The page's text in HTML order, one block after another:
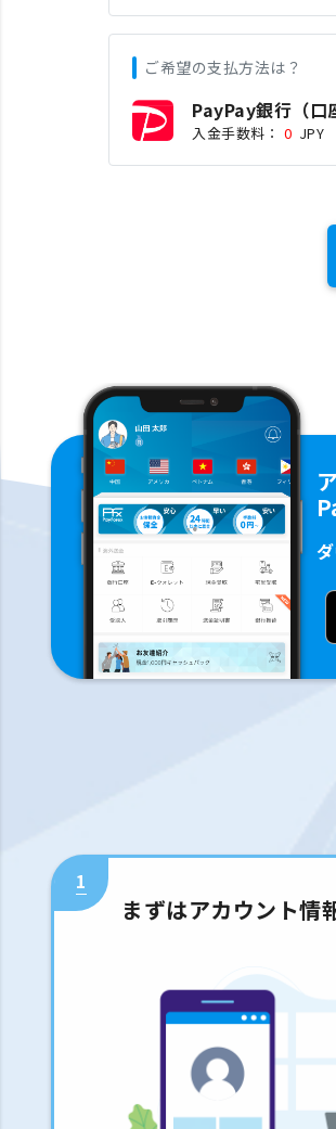
ご希望の支払方法は？
PayPay銀行（口
入金手数料： 0 JPY
1
まずはアカウント情